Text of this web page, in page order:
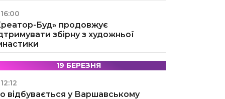
16:00
Буд» продовжує
збірну з художньої
19 БЕРЕЗНЯ
12:12
відбувається у Варшавському